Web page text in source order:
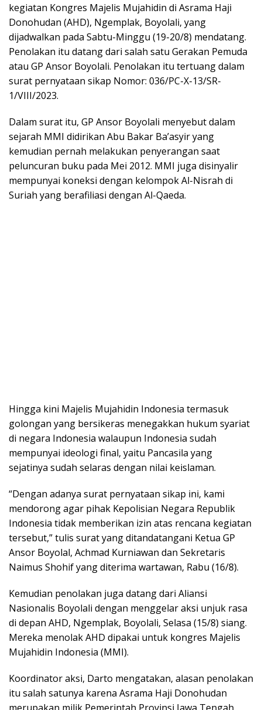
kegiatan Kongres Majelis Mujahidin di Asrama Haji
Donohudan (AHD), Ngemplak, Boyolali, yang
dijadwalkan pada Sabtu-Minggu (19-20/8) mendatang.
Penolakan itu datang dari salah satu Gerakan Pemuda
atau GP Ansor Boyolali. Penolakan itu tertuang dalam
surat pernyataan sikap Nomor: 036/PC-X-13/SR-
1/VIII/2023.
Dalam surat itu, GP Ansor Boyolali menyebut dalam
sejarah MMI didirikan Abu Bakar Ba’asyir yang
kemudian pernah melakukan penyerangan saat
peluncuran buku pada Mei 2012. MMI juga disinyalir
mempunyai koneksi dengan kelompok Al-Nisrah di
Suriah yang berafiliasi dengan Al-Qaeda.
Hingga kini Majelis Mujahidin Indonesia termasuk
golongan yang bersikeras menegakkan hukum syariat
di negara Indonesia walaupun Indonesia sudah
mempunyai ideologi final, yaitu Pancasila yang
sejatinya sudah selaras dengan nilai keislaman.
“Dengan adanya surat pernyataan sikap ini, kami
mendorong agar pihak Kepolisian Negara Republik
Indonesia tidak memberikan izin atas rencana kegiatan
tersebut,” tulis surat yang ditandatangani Ketua GP
Ansor Boyolal, Achmad Kurniawan dan Sekretaris
Naimus Shohif yang diterima wartawan, Rabu (16/8).
Kemudian penolakan juga datang dari Aliansi
Nasionalis Boyolali dengan menggelar aksi unjuk rasa
di depan AHD, Ngemplak, Boyolali, Selasa (15/8) siang.
Mereka menolak AHD dipakai untuk kongres Majelis
Mujahidin Indonesia (MMI).
Koordinator aksi, Darto mengatakan, alasan penolakan
itu salah satunya karena Asrama Haji Donohudan
merupakan milik Pemerintah Provinsi Jawa Tengah